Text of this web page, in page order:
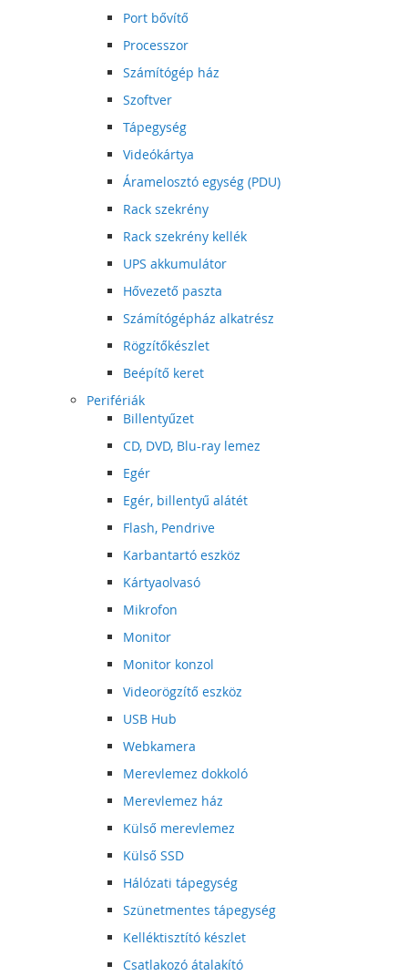
Port bővítő
Processzor
Számítógép ház
Szoftver
Tápegység
Videókártya
Áramelosztó egység (PDU)
Rack szekrény
Rack szekrény kellék
UPS akkumulátor
Hővezető paszta
Számítógépház alkatrész
Rögzítőkészlet
Beépítő keret
Perifériák
Billentyűzet
CD, DVD, Blu-ray lemez
Egér
Egér, billentyű alátét
Flash, Pendrive
Karbantartó eszköz
Kártyaolvasó
Mikrofon
Monitor
Monitor konzol
Videorögzítő eszköz
USB Hub
Webkamera
Merevlemez dokkoló
Merevlemez ház
Külső merevlemez
Külső SSD
Hálózati tápegység
Szünetmentes tápegység
Kelléktisztító készlet
Csatlakozó átalakító